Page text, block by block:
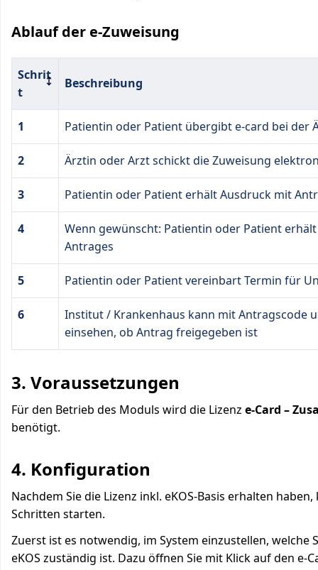
Ablauf der e-Zuweisung
Schrit
t
Beschreibung
1 Patientin oder Patient übergibt e-card bei der
2 Ärztin oder Arzt schickt die Zuweisung
3 Patientin oder Patient erhält Ausdruck mit
4
Wenn gewünscht: Patientin oder Patient erhält
Antrages
5 Patientin oder Patient vereinbart Termin für
6
Institut / Krankenhaus kann mit Antragscode
einsehen, ob Antrag freigegeben ist
3. Voraussetzungen
Für den Betrieb des Moduls wird die Lizenz e-Card –
benötigt.
4. Konfiguration
Nachdem Sie die Lizenz inkl. eKOS-Basis erhalten
Schritten starten.
Zuerst ist es notwendig, im System einzustellen, welche
eKOS zuständig ist. Dazu öffnen Sie mit Klick auf den e-